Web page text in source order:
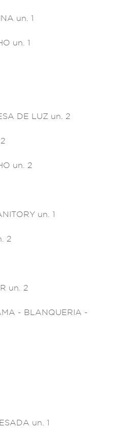
un. 1
un. 1
DE L UZ un. 2
2
un. 2
TORY un. 1
2
un. 2
- BLANQUERIA -
un. 1